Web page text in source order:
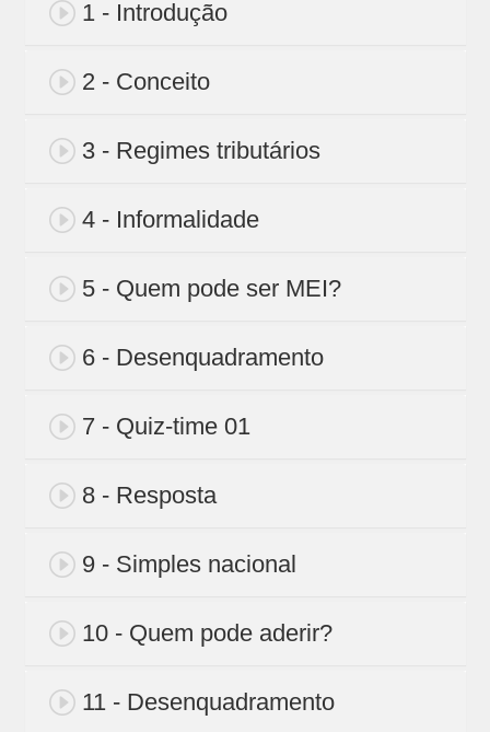
1 - Introdução
2 - Conceito
3 - Regimes tributários
4 - Informalidade
5 - Quem pode ser MEI?
6 - Desenquadramento
7 - Quiz-time 01
8 - Resposta
9 - Simples nacional
10 - Quem pode aderir?
11 - Desenquadramento